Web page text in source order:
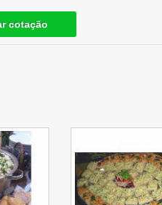
cotação